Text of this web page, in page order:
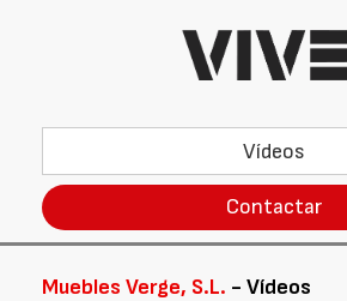
Vídeos
Contactar
Muebles Verge, S.L. - Vídeos